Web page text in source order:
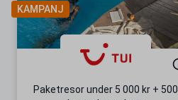
KAMPANJ
Paketresor under 5 000 kr + 500